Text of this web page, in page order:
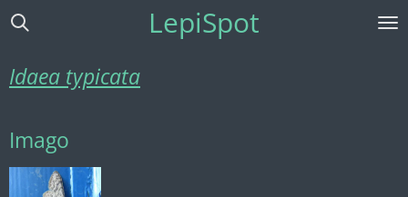
Ga
de
LepiSpot
Idaea typicata
Imago